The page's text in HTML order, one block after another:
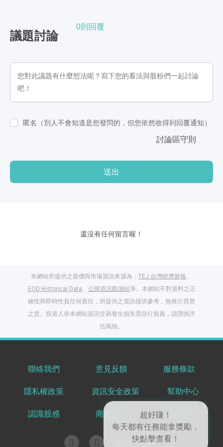
議題討論
0則回覆
匿名（別人不會知道是您發問的，但您依然收得到回覆通知）
討論區守則
送出
還沒有任何留言喔！
本網站所提供之股價與市場資訊來源為： TEJ 台灣經濟新報
EOD Historical Data
公開資訊觀測站等。本網站不對資料之正
確性與即時性負任何責任，所提供之資訊僅供參考，無推介買賣
之意。投資人依本網站資訊交易發生損失需自行負責，請謹慎評
估風險。
聯絡我們 意見反饋 服務條款
隱私權政策 資訊安全政策 幫助中心
認識股感 商業服務 共享知識
登入股感會員，閱讀
任一文章